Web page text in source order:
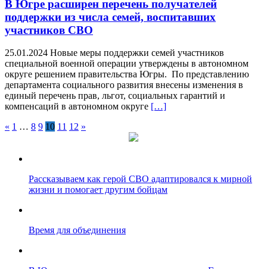
В Югре расширен перечень получателей
поддержки из числа семей, воспитавших
участников СВО
25.01.2024 Новые меры поддержки семей участников
специальной военной операции утверждены в автономном
округе решением правительства Югры. По представлению
департамента социального развития внесены изменения в
единый перечень прав, льгот, социальных гарантий и
компенсаций в автономном округе […]
« 1 … 8 9 10 11 12 »
Рассказываем как герой СВО адаптировался к мирной
жизни и помогает другим бойцам
Время для объединения